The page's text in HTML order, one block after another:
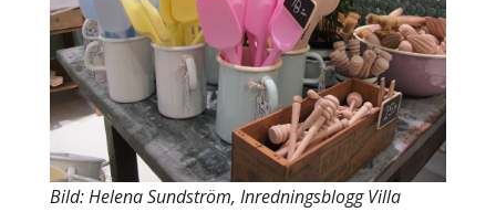
Bild: Helena Sundström, Inredningsblogg Villa